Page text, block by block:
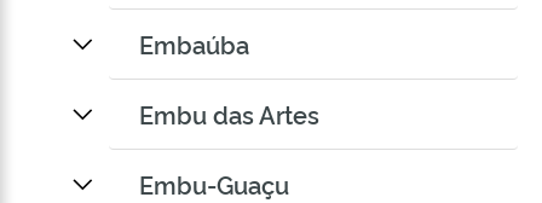
Embaúba
Embu das Artes
Embu-Guaçu